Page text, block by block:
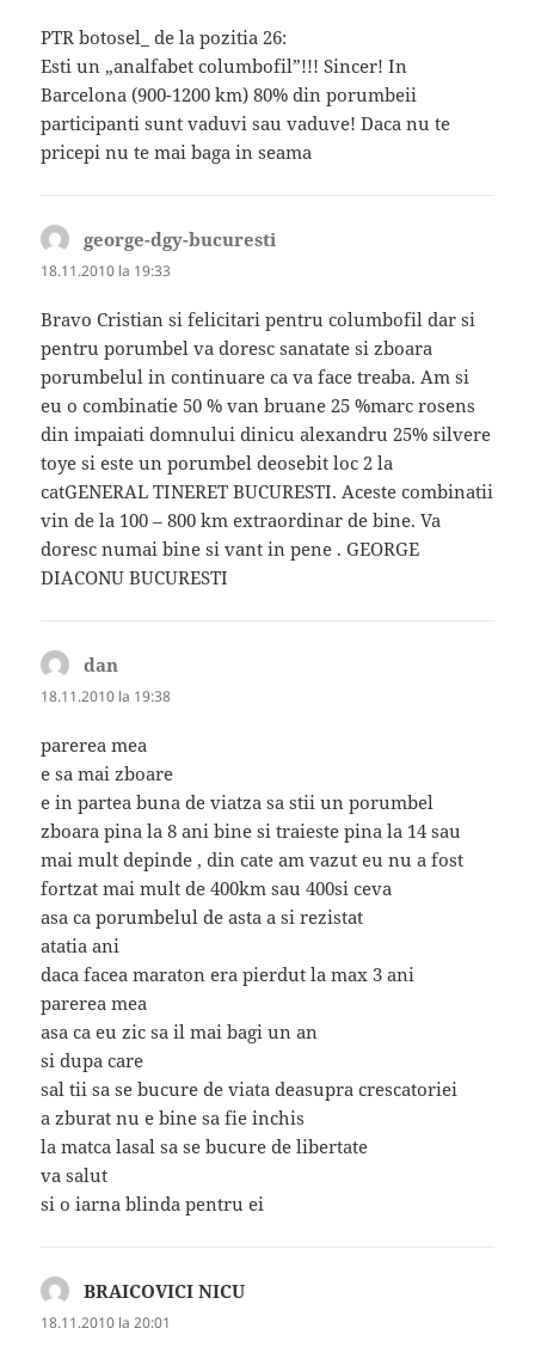
PTR botosel_ de la pozitia 26:
Esti un „analfabet columbofil”!!! Sincer! In
Barcelona (900-1200 km) 80% din porumbeii
participanti sunt vaduvi sau vaduve! Daca nu te
pricepi nu te mai baga in seama
george-dgy-bucuresti
18.11.2010 la 19:33
Bravo Cristian si felicitari pentru columbofil dar si
pentru porumbel va doresc sanatate si zboara
porumbelul in continuare ca va face treaba. Am si
eu o combinatie 50 % van bruane 25 %marc rosens
din impaiati domnului dinicu alexandru 25% silvere
toye si este un porumbel deosebit loc 2 la
catGENERAL TINERET BUCURESTI. Aceste combinatii
vin de la 100 – 800 km extraordinar de bine. Va
doresc numai bine si vant in pene . GEORGE
DIACONU BUCURESTI
dan
18.11.2010 la 19:38
parerea mea
e sa mai zboare
e in partea buna de viatza sa stii un porumbel
zboara pina la 8 ani bine si traieste pina la 14 sau
mai mult depinde , din cate am vazut eu nu a fost
fortzat mai mult de 400km sau 400si ceva
asa ca porumbelul de asta a si rezistat
atatia ani
daca facea maraton era pierdut la max 3 ani
parerea mea
asa ca eu zic sa il mai bagi un an
si dupa care
sal tii sa se bucure de viata deasupra crescatoriei
a zburat nu e bine sa fie inchis
la matca lasal sa se bucure de libertate
va salut
si o iarna blinda pentru ei
BRAICOVICI NICU
18.11.2010 la 20:01